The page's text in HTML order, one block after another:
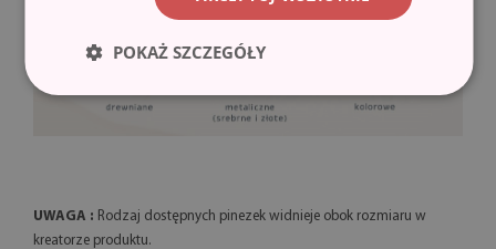
UWAGA : Rodzaj dostępnych pinezek widnieje obok rozmiaru w
kreatorze produktu.
POKAŻ SZCZEGÓŁY